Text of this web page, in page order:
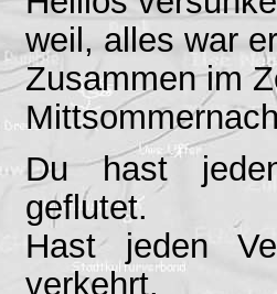
weil, alles war
Zusammen im
Du hast
geflutet.
Hast jeden
verkehrt.